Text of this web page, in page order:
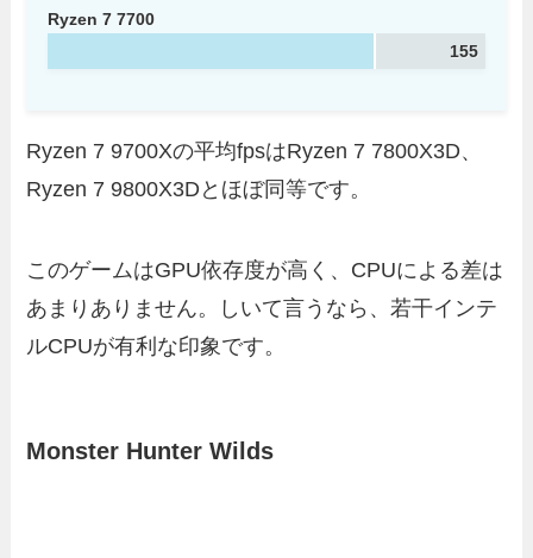
Ryzen 7 7700
155
Ryzen 7 9700Xの平均fpsはRyzen 7 7800X3D、
Ryzen 7 9800X3Dとほぼ同等です。
このゲームはGPU依存度が高く、CPUによる差は
あまりありません。しいて言うなら、若干インテ
ルCPUが有利な印象です。
Monster Hunter Wilds